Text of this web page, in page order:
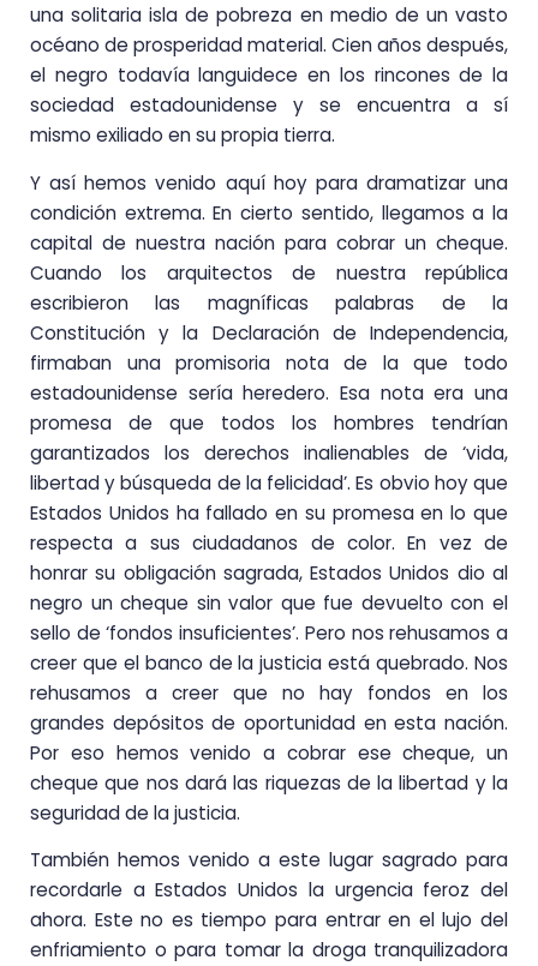
una solitaria isla de pobreza en medio de un vasto
océano de prosperidad material. Cien años después,
el negro todavía languidece en los rincones de la
sociedad estadounidense y se encuentra a sí
mismo exiliado en su propia tierra.
Y así hemos venido aquí hoy para dramatizar una
condición extrema. En cierto sentido, llegamos a la
capital de nuestra nación para cobrar un cheque.
Cuando los arquitectos de nuestra república
escribieron las magníficas palabras de la
Constitución y la Declaración de Independencia,
firmaban una promisoria nota de la que todo
estadounidense sería heredero. Esa nota era una
promesa de que todos los hombres tendrían
garantizados los derechos inalienables de ‘vida,
libertad y búsqueda de la felicidad’. Es obvio hoy que
Estados Unidos ha fallado en su promesa en lo que
respecta a sus ciudadanos de color. En vez de
honrar su obligación sagrada, Estados Unidos dio al
negro un cheque sin valor que fue devuelto con el
sello de ‘fondos insuficientes’. Pero nos rehusamos a
creer que el banco de la justicia está quebrado. Nos
rehusamos a creer que no hay fondos en los
grandes depósitos de oportunidad en esta nación.
Por eso hemos venido a cobrar ese cheque, un
cheque que nos dará las riquezas de la libertad y la
seguridad de la justicia.
También hemos venido a este lugar sagrado para
recordarle a Estados Unidos la urgencia feroz del
ahora. Este no es tiempo para entrar en el lujo del
enfriamiento o para tomar la droga tranquilizadora